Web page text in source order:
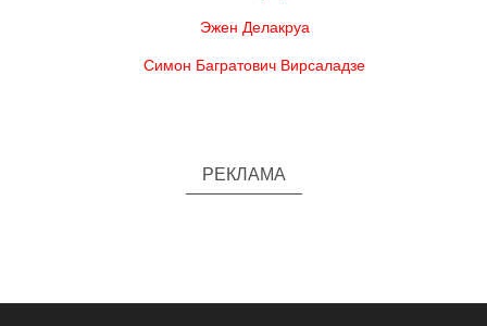
Эжен Делакруа
Симон Багратович Вирсаладзе
РЕКЛАМА